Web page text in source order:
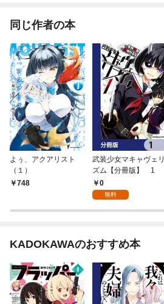
同じ作者の本
よぅ、アクアリスト
（１）
748
武装少女マキャヴェリ
ズム【分冊版】 1
0
無料
KADOKAWAのおすすめ本